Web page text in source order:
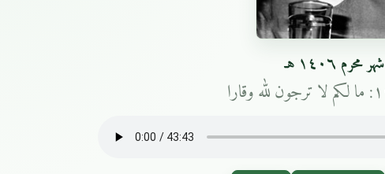
شهر محرم ١٤٠٦ هـ